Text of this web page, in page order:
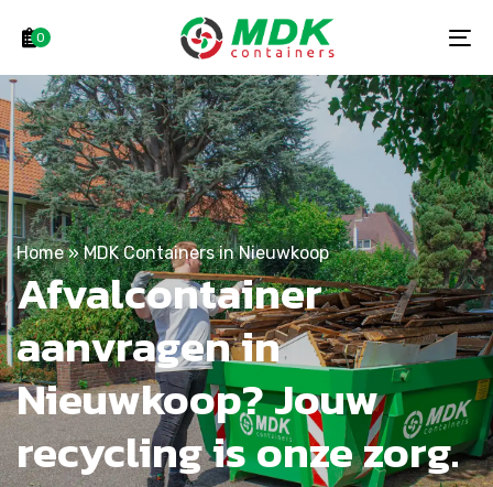
links
navigation
Skip
to
content
0
Home»MDK Containers in Nieuwkoop
Afvalcontainer
aanvragen in
Nieuwkoop? Jouw
recycling is onze zorg.